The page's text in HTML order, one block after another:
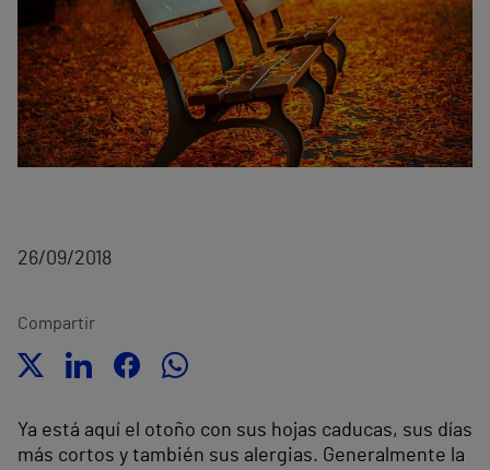
26/09/2018
Compartir
Ya está aquí el otoño con sus hojas caducas, sus días
más cortos y también sus alergias. Generalmente la